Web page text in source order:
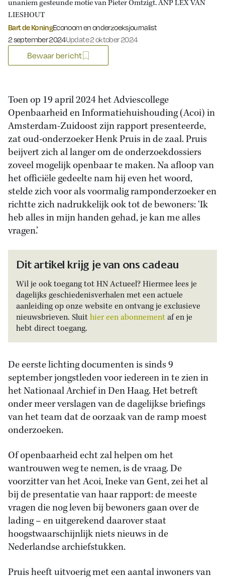
unaniem gesteunde motie van Pieter Omtzigt. ANP LEX VAN
LIESHOUT
Bart de KoningEconoom en onderzoeksjournalist
Gepubliceerd op:
2 september 2024Update 2 oktober 2024
Bewaar bericht
Toen op 19 april 2024 het Adviescollege
Openbaarheid en Informatiehuishouding (Acoi) in
Amsterdam-Zuidoost zijn rapport presenteerde,
zat oud-onderzoeker Henk Pruis in de zaal. Pruis
beijvert zich al langer om de onderzoekdossiers
zoveel mogelijk openbaar te maken. Na afloop van
het officiële gedeelte nam hij even het woord,
stelde zich voor als voormalig ramponderzoeker en
richtte zich nadrukkelijk ook tot de bewoners: ‘Ik
heb alles in mijn handen gehad, je kan me alles
vragen.’
Dit artikel krijg je van ons cadeau
Wil je ook toegang tot HN Actueel? Hiermee lees je
dagelijks geschiedenisverhalen met een actuele
aanleiding op onze website en ontvang je exclusieve
nieuwsbrieven. Sluithier een abonnementaf en je
hebt direct toegang.
De eerste lichting documenten is sinds 9
september jongstleden voor iedereen in te zien in
het Nationaal Archief in Den Haag. Het betreft
onder meer verslagen van de dagelijkse briefings
van het team dat de oorzaak van de ramp moest
onderzoeken.
Of openbaarheid echt zal helpen om het
wantrouwen weg te nemen, is de vraag. De
voorzitter van het Acoi, Ineke van Gent, zei het al
bij de presentatie van haar rapport: de meeste
vragen die nog leven bij bewoners gaan over de
lading – en uitgerekend daarover staat
hoogstwaarschijnlijk niets nieuws in de
Nederlandse archiefstukken.
Pruis heeft uitvoerig met een aantal inwoners van